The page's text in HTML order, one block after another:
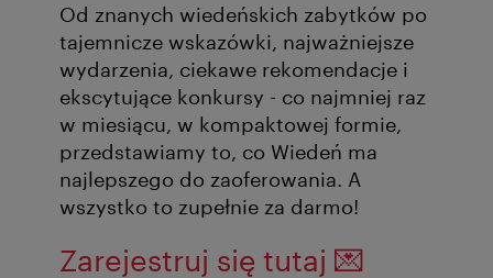
Od znanych wiedeńskich zabytków po
tajemnicze wskazówki, najważniejsze
wydarzenia, ciekawe rekomendacje i
ekscytujące konkursy - co najmniej raz
w miesiącu, w kompaktowej formie,
przedstawiamy to, co Wiedeń ma
najlepszego do zaoferowania. A
wszystko to zupełnie za darmo!
Zarejestruj się tutaj 💌